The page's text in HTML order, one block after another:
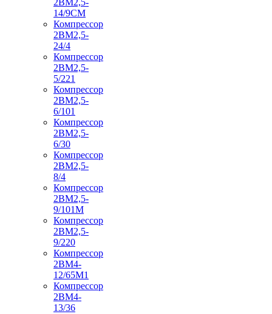
14/9СМ
Компрессор
2ВМ2,5-
24/4
Компрессор
2ВМ2,5-
5/221
Компрессор
2ВМ2,5-
6/101
Компрессор
2ВМ2,5-
6/30
Компрессор
2ВМ2,5-
8/4
Компрессор
2ВМ2,5-
9/101М
Компрессор
2ВМ2,5-
9/220
Компрессор
2ВМ4-
12/65М1
Компрессор
2ВМ4-
13/36